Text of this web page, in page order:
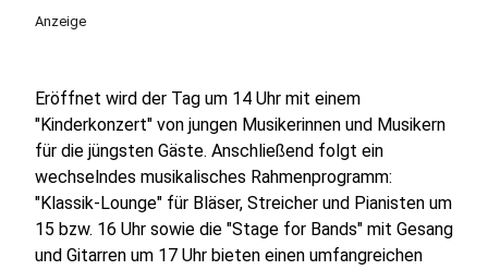
Anzeige
Eröffnet wird der Tag um 14 Uhr mit einem
"Kinderkonzert" von jungen Musikerinnen und Musikern
für die jüngsten Gäste. Anschließend folgt ein
wechselndes musikalisches Rahmenprogramm:
"Klassik-Lounge" für Bläser, Streicher und Pianisten um
15 bzw. 16 Uhr sowie die "Stage for Bands" mit Gesang
und Gitarren um 17 Uhr bieten einen umfangreichen